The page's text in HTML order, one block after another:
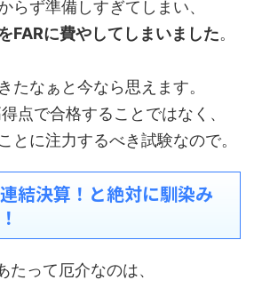
らず準備しすぎてしまい、
FARに費やしてしまいました。
たなぁと今なら思えます。
点で合格することではなく、
とに注力するべき試験なので。
結決算！と絶対に馴染み
たって厄介なのは、